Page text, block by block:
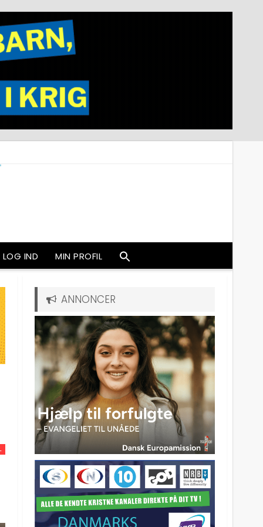
LOG IND MIN PROFIL
ANNONCER